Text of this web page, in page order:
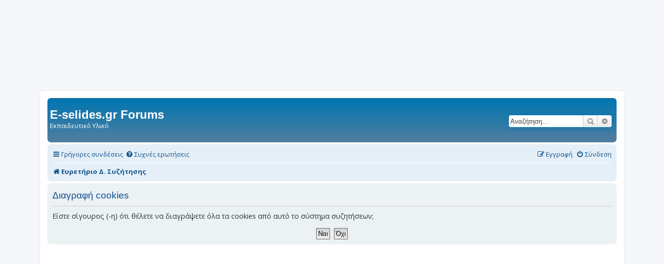
E-selides.gr Forums
Εκπαιδευτικό Υλικό
Αναζήτηση
Γρήγορες συνδέσεις Συχνές ερωτήσεις Σύνδεση
Εγγραφή
Ευρετήριο Δ. Συζήτησης
Διαγραφή cookies
Είστε σίγουρος (-η) ότι θέλετε να διαγράψετε όλα τα cookies από αυτό το σύστημα συζητήσεων;